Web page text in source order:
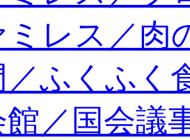
ミレス／肉
／ふくふく
／国会議